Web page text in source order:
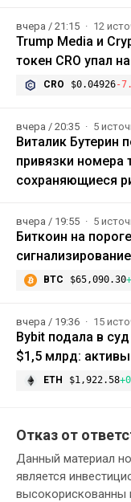
вчера / 21:15 12
Trump Media и
токен CRO упал
CRO $0.04926-
вчера / 20:35 5
Виталик Бутерин
привязки номера
сохраняющиеся
вчера / 19:55 5
Биткоин на
BTC $65,090.30
вчера / 19:36 15
Bybit подала в
$1,5 млрд:
ETH $1,922.58
Отказ от
Данный материал
является
высокорискованны